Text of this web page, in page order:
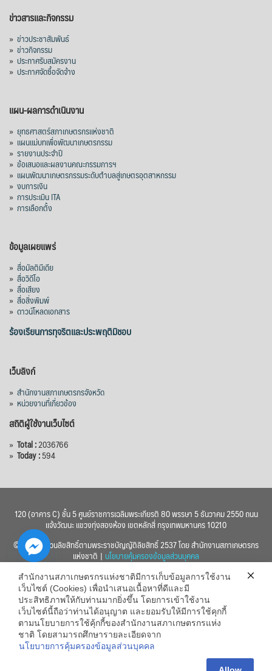
ข่าวสารและกิจกรรม
» ข่าวประชาสัมพันธ์
» ข่าวกิจกรรม
» ประกาศรับสมัครงาน
» ประกาศจัดซื้อจัดจ้าง
แผน-ผลการดำเนินงาน
» ยุทธศาสตร์สภาเกษตรกรแห่งชาติ
» แผนแม่บทเพื่อพัฒนาเกษตรกรรม
» รายงานประจำปี
» ข้อเสนอและผลงานคณะกรรมการฯ
» แผนพัฒนาเกษตรกรรมระดับตำบลสู่เกษตรอุตสาหกรรม
» งบการเงิน
» การประเมิน ITA
» การเลือกตั้ง
ข้อมูลเผยแพร่
» สื่อมัลติมีเดีย
» สื่อวิดีโอ
» สื่อเสียง
» สื่อสิ่งพิมพ์
» ดาวน์โหลดเอกสาร
ร้องเรียนการทุจริตและประพฤติมิชอบ
เว็บลิงก์
» สำนักงานสภาเกษตรกรจังหวัด
» หน่วยงานที่เกี่ยวข้อง
สถิติผู้ใช้งานเว็บไซต์
» Total :2036766
» Today :594
120 (อาคาร C) ชั้น 5 ศูนย์ราชการเฉลิมพระเกียรติ 80 พรรษา 5 ธันวาคม 2550 ถนน
แจ้งวัฒนะ แขวงทุ่งสองห้อง เขตหลักสี่ กรุงเทพมหานคร 10210
© 2560 สงวนลิขสิทธิ์ตามพระราชบัญญัติลิขสิทธิ์ 2537 โดย สำนักงานสภาเกษตรกร
แห่งชาติ | นโยบายคุ้มครองข้อมูลส่วนบุคคล
สำนักงานสภาเกษตรกรแห่งชาติมีการเก็บข้อมูลการใช้งาน
เว็บไซต์ (Cookies) เพื่อนำเสนอเนื้อหาที่ดีและมี
ประสิทธิภาพให้กับท่านมากยิ่งขึ้น โดยการเข้าใช้งาน
เว็บไซต์นี้ถือว่าท่านได้อนุญาต และยอมรับให้มีการใช้คุกกี้
ตามนโยบายการใช้คุ้กกี้ของสำนักงานสภาเกษตรกรแห่ง
ชาติ โดยสามารถศึกษารายละเอียดจาก
นโยบายการคุ้มครองข้อมูลส่วนบุคคล
Hide
chaty